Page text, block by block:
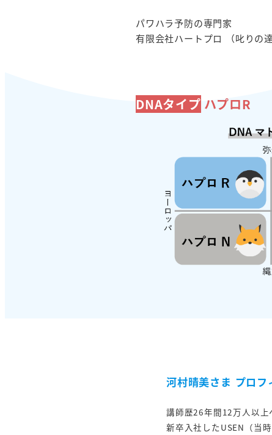
パワハラ予防の専門家
有限会社ハートプロ （叱りの
DNAタイプ ハプロR
河村晴美さま プロフ
講師歴26年間12万人以上
新卒入社したUSEN（当